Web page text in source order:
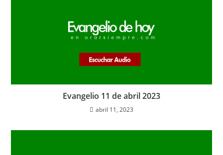
Evangelio 11 de abril 2023
abril 11, 2023